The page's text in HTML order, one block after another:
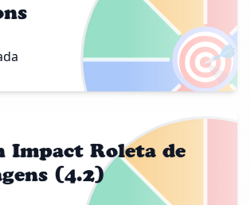
🎯
Impact Roleta de
(4.2)